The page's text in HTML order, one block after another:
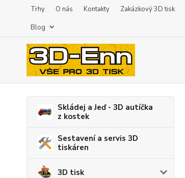
Trhy O nás Kontakty Zakázkový 3D tisk
Blog
Skládej a Jeď - 3D autíčka
z kostek
Sestavení a servis 3D
tiskáren
3D tisk